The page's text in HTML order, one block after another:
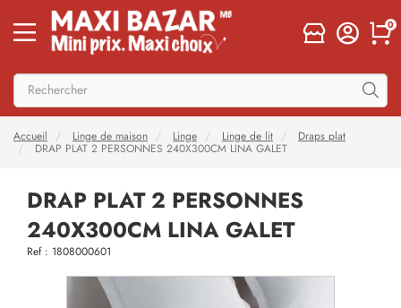
0
Accueil Linge de maison Linge Linge de lit
Draps plat
DRAP PLAT 2 PERSONNES 240X300CM LINA GALET
DRAP PLAT 2 PERSONNES
240X300CM LINA GALET
Ref : 1808000601